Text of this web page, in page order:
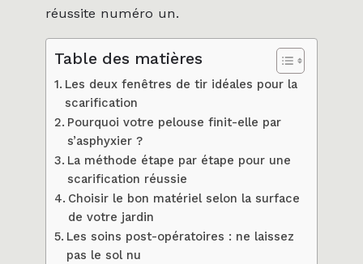
réussite numéro un.
Table des matières
Les deux fenêtres de tir idéales pour la
scarification
Pourquoi votre pelouse finit-elle par
s’asphyxier ?
La méthode étape par étape pour une
scarification réussie
Choisir le bon matériel selon la surface
de votre jardin
Les soins post-opératoires : ne laissez
pas le sol nu